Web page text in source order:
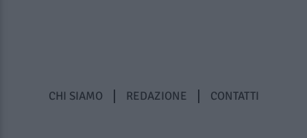
CHI SIAMO REDAZIONE CONTATTI